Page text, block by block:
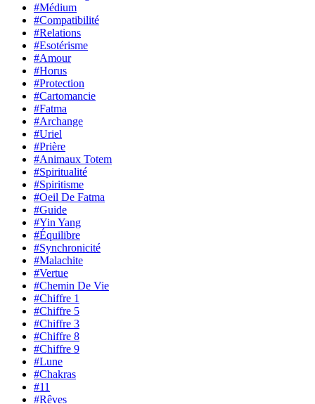
#Médium
#Compatibilité
#Relations
#Esotérisme
#Amour
#Horus
#Protection
#Cartomancie
#Fatma
#Archange
#Uriel
#Prière
#Animaux Totem
#Spiritualité
#Spiritisme
#Oeil De Fatma
#Guide
#Yin Yang
#Équilibre
#Synchronicité
#Malachite
#Vertue
#Chemin De Vie
#Chiffre 1
#Chiffre 5
#Chiffre 3
#Chiffre 8
#Chiffre 9
#Lune
#Chakras
#11
#Rêves